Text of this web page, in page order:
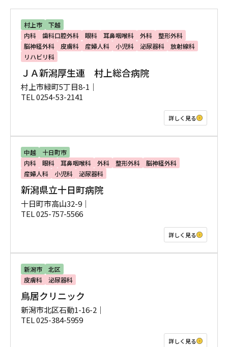
村上市
下越
内科
歯科口腔外科 眼科 耳鼻咽喉科 外科
整形外科
脳神経外科
皮膚科 産婦人科 小児科 泌尿器科
放射線科
リハビリ科
ＪＡ新潟厚生連 村上総合病院
村上市緑町5丁目8-1｜
TEL 0254-53-2141
詳しく見る
中越
十日町市
内科
眼科 耳鼻咽喉科 外科 整形外科
脳神経外科
産婦人科
小児科 泌尿器科
新潟県立十日町病院
十日町市高山32-9｜
TEL 025-757-5566
詳しく見る
新潟市
北区
皮膚科
泌尿器科
鳥居クリニック
新潟市北区石動1-16-2｜
TEL 025-384-5959
詳しく見る